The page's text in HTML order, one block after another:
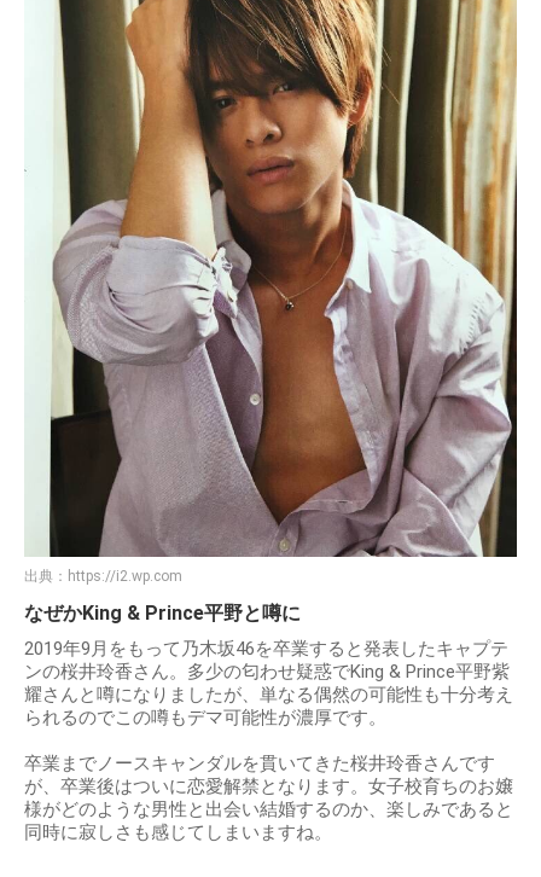
出典： https://i2.wp.com
なぜかKing & Prince平野と噂に
2019年9月をもって乃木坂46を卒業すると発表したキャプテ
ンの桜井玲香さん。多少の匂わせ疑惑でKing & Prince平野紫
耀さんと噂になりましたが、単なる偶然の可能性も十分考え
られるのでこの噂もデマ可能性が濃厚です。
卒業までノースキャンダルを貫いてきた桜井玲香さんです
が、卒業後はついに恋愛解禁となります。女子校育ちのお嬢
様がどのような男性と出会い結婚するのか、楽しみであると
同時に寂しさも感じてしまいますね。